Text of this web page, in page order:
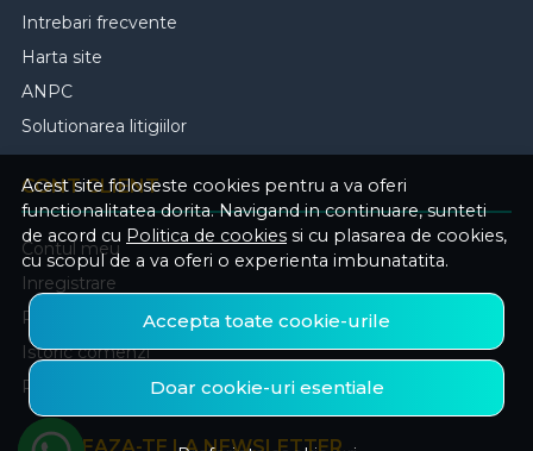
Acest site foloseste cookies pentru a va oferi
functionalitatea dorita. Navigand in continuare, sunteti
de acord cu Politica de cookies si cu plasarea de cookies,
cu scopul de a va oferi o experienta imbunatatita.
Accepta toate cookie-urile
Doar cookie-uri esentiale
Intrebari frecvente
Harta site
ANPC
Solutionarea litigiilor
CONT CLIENT
Contul meu
Inregistrare
Recuperare parola
Istoric comenzi
Produse favorite
ABONEAZA-TE LA NEWSLETTER